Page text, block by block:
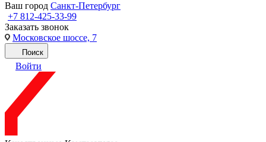
Ваш город Санкт-Петербург
+7 812-425-33-99
Заказать звонок
Московское шоссе, 7
Поиск
Войти